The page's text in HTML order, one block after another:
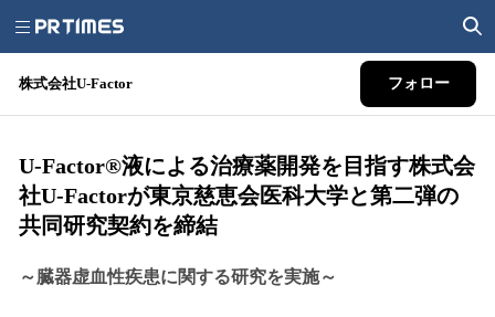
株式会社U-Factor フォロー
U-Factor®液による治療薬開発を目指す株式会
社U-Factorが東京慈恵会医科大学と第二弾の
共同研究契約を締結
～臓器虚血性疾患に関する研究を実施～